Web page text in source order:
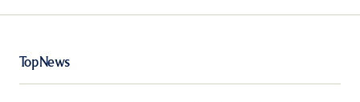
Top News